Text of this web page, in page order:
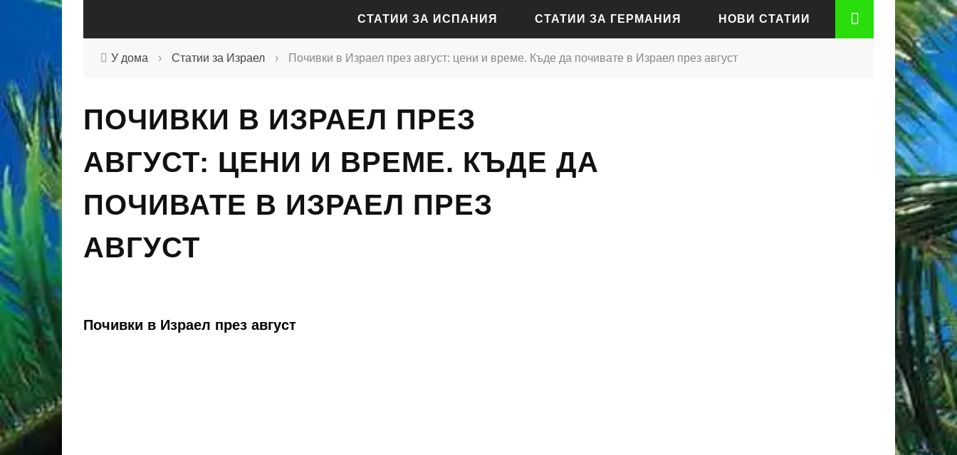
СТАТИИ ЗА ИСПАНИЯ
СТАТИИ ЗА БАРСЕЛОНА
СТАТИИ ЗА СЕВИЛЯ
СТАТИИ ЗА ВАЛЕНСИЯ
СТАТИИ ЗА ГЕРМАНИЯ
СТАТИИ ЗА ДРЕЗДЕН
НОВИ СТАТИИ
У дома › Статии за Израел › Почивки в Израел през август: цени и време. Къде да почивате в Израел през август
ПОЧИВКИ В ИЗРАЕЛ ПРЕЗ
АВГУСТ: ЦЕНИ И ВРЕМЕ. КЪДЕ ДА
ПОЧИВАТЕ В ИЗРАЕЛ ПРЕЗ
АВГУСТ
Почивки в Израел през август